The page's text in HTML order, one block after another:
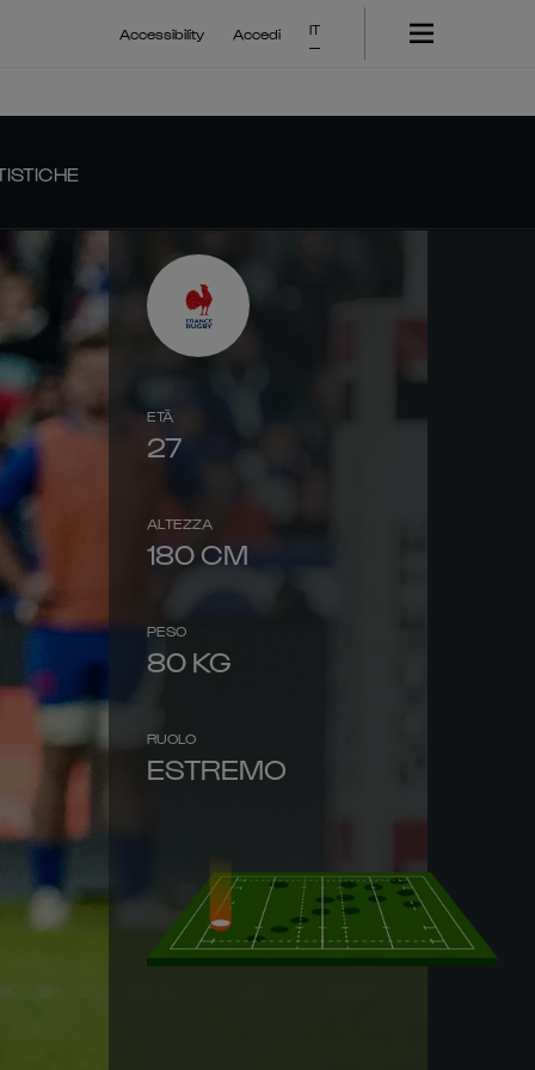
Accessibility Accedi IT
ETÀ
27
ALTEZZA
180 CM
PESO
80 KG
RUOLO
ESTREMO